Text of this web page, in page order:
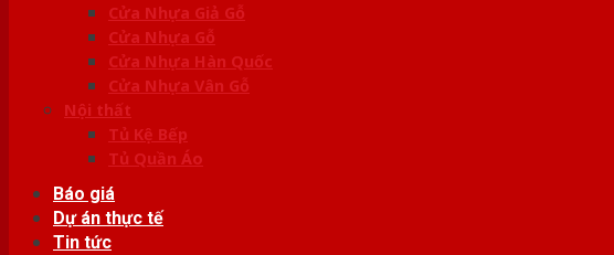
Cửa Nhựa Giả Gỗ
Cửa Nhựa Gỗ
Cửa Nhựa Hàn Quốc
Cửa Nhựa Vân Gỗ
Nội thất
Tủ Kệ Bếp
Tủ Quần Áo
Báo giá
Dự án thực tế
Tin tức